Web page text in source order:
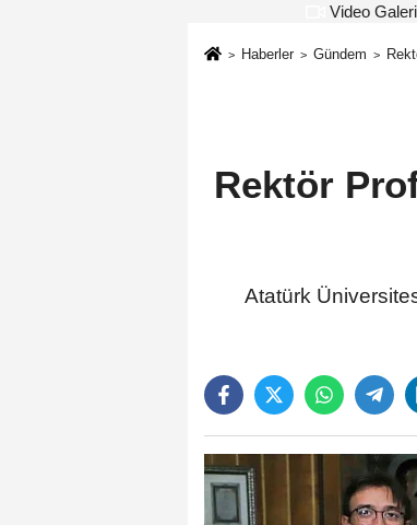
Video Galeri
Haberler Gündem
Rektör
Atatürk